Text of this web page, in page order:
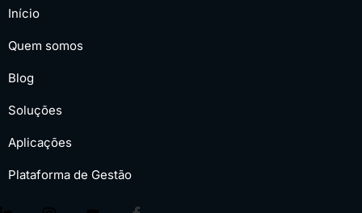
Início
Quem somos
Blog
Soluções
Aplicações
Plataforma de Gestão